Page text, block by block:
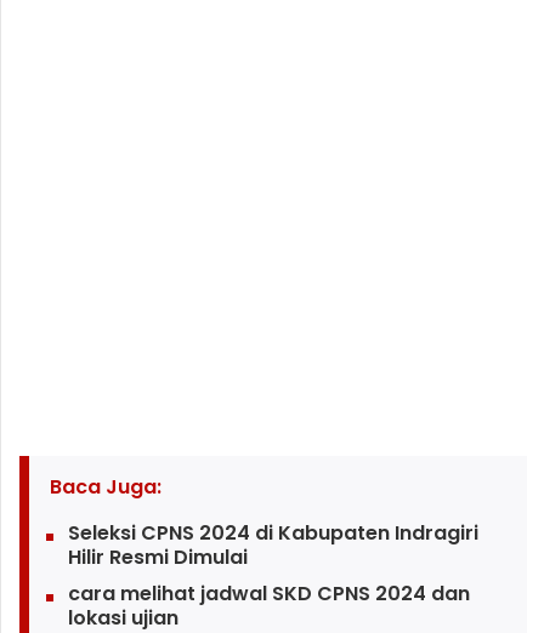
Baca Juga:
Seleksi CPNS 2024 di Kabupaten Indragiri
Hilir Resmi Dimulai
cara melihat jadwal SKD CPNS 2024 dan
lokasi ujian